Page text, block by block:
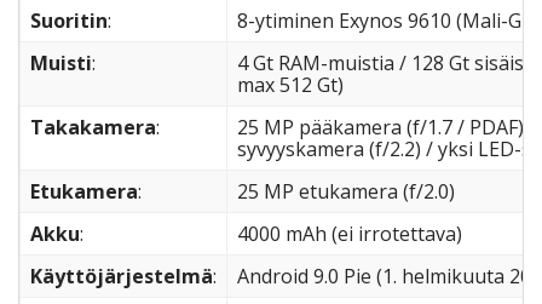
Suoritin:
8-ytiminen Exynos 9610 (Mali-
Muisti:
4 Gt RAM-muistia / 128 Gt
max 512 Gt)
Takakamera:
25 MP pääkamera (f/1.7 / PDAF)
syvyyskamera (f/2.2) / yksi LED-
Etukamera:
25 MP etukamera (f/2.0)
Akku:
4000 mAh (ei irrotettava)
Käyttöjärjestelmä:
Android 9.0 Pie (1. helmikuuta